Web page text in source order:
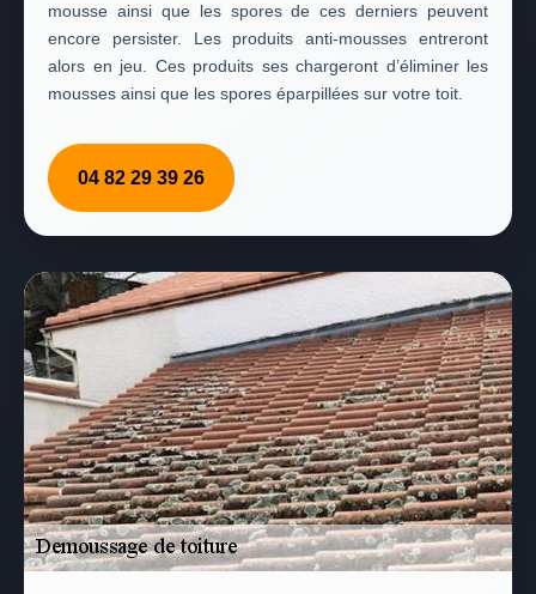
mousse ainsi que les spores de ces derniers peuvent
encore persister. Les produits anti-mousses entreront
alors en jeu. Ces produits ses chargeront d’éliminer les
mousses ainsi que les spores éparpillées sur votre toit.
04 82 29 39 26